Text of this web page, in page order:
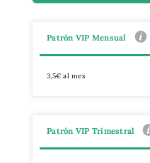
Patrón VIP Mensual
3,5€ al mes
Patrón VIP Trimestral